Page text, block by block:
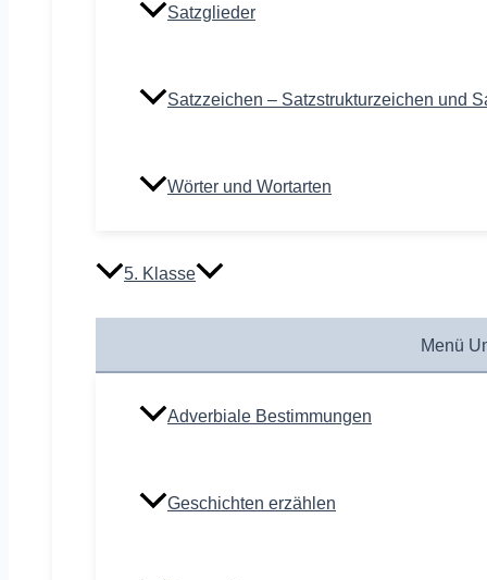
Satzglieder
Satzzeichen – Satzstrukturzeichen und
Wörter und Wortarten
5. Klasse
Menü
Adverbiale Bestimmungen
Geschichten erzählen